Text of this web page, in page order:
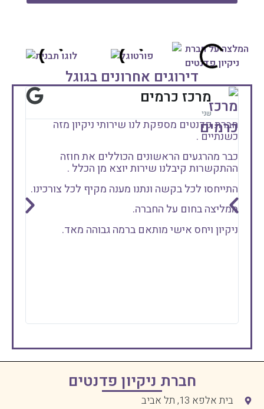
דירוגים אחרונים בגוגל
מרכז כרמים
שני
חברת פדנטים מספקת לנו שירותי ניקיון מזה
כשנתיים .
כבר מהרגעים הראשונים הכוללים את חוזה
ההתקשרות קיבלנו שירות יוצא מן הכלל .
התייחסו לכל בקשה ונתנו מענה מקיף לכל צורכינו.
ממליצה בחום על החברה.
ניקיון ויחס אישי מותאם ברמה גבוהה מאד.
חברת ניקיון פדנטים
בית אלפא 13, תל אביב